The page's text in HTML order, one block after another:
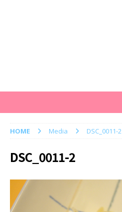
HOME Media DSC_0011-2
DSC_0011-2